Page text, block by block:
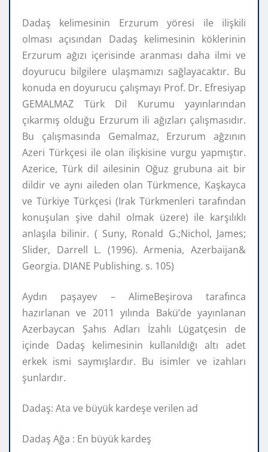
Dadaş kelimesinin Erzurum yöresi ile ilişkili
olması açısından Dadaş kelimesinin köklerinin
Erzurum ağızı içerisinde aranması daha ilmi ve
doyurucu bilgilere ulaşmamızı sağlayacaktır. Bu
konuda en doyurucu çalışmayı Prof. Dr. Efresiyap
GEMALMAZ Türk Dil Kurumu yayınlarından
çıkarmış olduğu Erzurum ili ağızları çalışmasıdır.
Bu çalışmasında Gemalmaz, Erzurum ağzının
Azeri Türkçesi ile olan ilişkisine vurgu yapmıştır.
Azerice, Türk dil ailesinin Oğuz grubuna ait bir
dildir ve aynı aileden olan Türkmence, Kaşkayca
ve Türkiye Türkçesi (Irak Türkmenleri tarafından
konuşulan şive dahil olmak üzere) ile karşılıklı
anlaşıla bilinir. ( Suny, Ronald G.;Nichol, James;
Slider, Darrell L. (1996). Armenia, Azerbaijan&
Georgia. DIANE Publishing. s. 105)
Aydın paşayev – AlimeBeşirova tarafınca
hazırlanan ve 2011 yılında Bakü’de yayınlanan
Azerbaycan Şahıs Adları İzahlı Lügatçesin de
içinde Dadaş kelimesinin kullanıldığı altı adet
erkek ismi saymışlardır. Bu isimler ve izahları
şunlardır.
Dadaş: Ata ve büyük kardeşe verilen ad
Dadaş Ağa : En büyük kardeş